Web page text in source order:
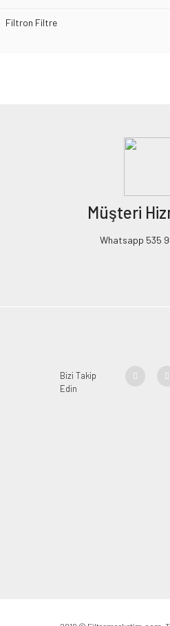
Filtron Filtre
Müşteri
Whatsapp 535
Bizi Takip
Edin